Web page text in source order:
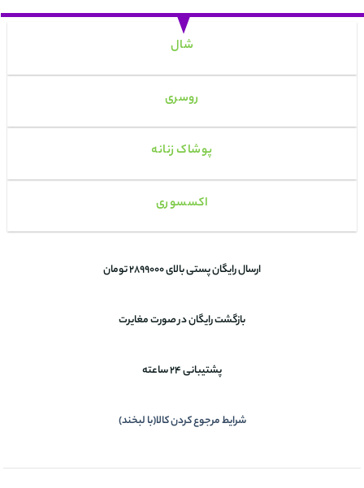
شال
روسری
پوشاک زنانه
اکسسوری
ارسال رایگان پستی بالای 2899000 تومان
بازگشت رایگان در صورت مغایرت
پشتیبانی 24 ساعته
شرایط مرجوع کردن کالا(با لبخند)